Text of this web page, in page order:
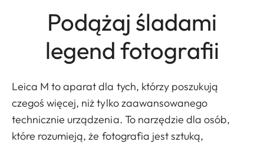
Podążaj śladami
legend fotografii
Leica M to aparat dla tych, którzy poszukują
czegoś więcej, niż tylko zaawansowanego
technicznie urządzenia. To narzędzie dla osób,
które rozumieją, że fotografia jest sztuką,